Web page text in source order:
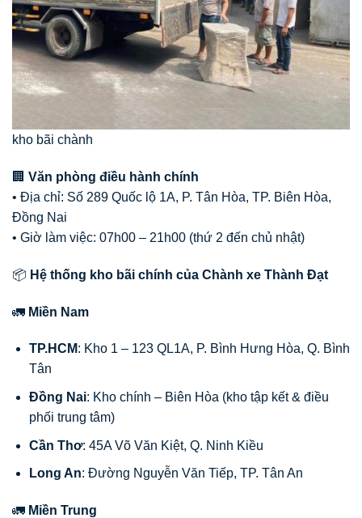
kho bãi chành
🏢 Văn phòng điều hành chính
• Địa chỉ: Số 289 Quốc lộ 1A, P. Tân Hòa, TP. Biên Hòa,
Đồng Nai
• Giờ làm việc: 07h00 – 21h00 (thứ 2 đến chủ nhật)
📦 Hệ thống kho bãi chính của Chành xe Thành Đạt
🚛 Miền Nam
TP.HCM: Kho 1 – 123 QL1A, P. Bình Hưng Hòa, Q. Bình
Tân
Đồng Nai: Kho chính – Biên Hòa (kho tập kết & điều
phối trung tâm)
Cần Thơ: 45A Võ Văn Kiệt, Q. Ninh Kiều
Long An: Đường Nguyễn Văn Tiếp, TP. Tân An
🚛 Miền Trung